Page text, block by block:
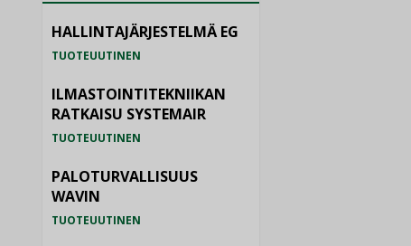
HALLINTAJÄRJESTELMÄ EG
TUOTEUUTINEN
ILMASTOINTITEKNIIKAN
RATKAISU SYSTEMAIR
TUOTEUUTINEN
PALOTURVALLISUUS
WAVIN
TUOTEUUTINEN